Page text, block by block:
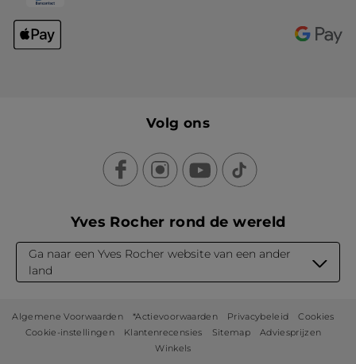
Volg ons
Yves Rocher rond de wereld
Ga naar een Yves Rocher website van een ander
land
Algemene Voorwaarden *Actievoorwaarden Privacybeleid
Cookies
Cookie-instellingen
Klantenrecensies Sitemap
Adviesprijzen
Winkels